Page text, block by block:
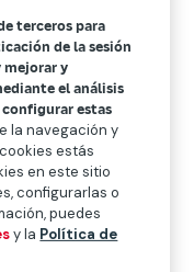
dejada por la
afronta
en
en
y la
valor.
terceros para
de la sesión
y
el análisis
configurar estas
la navegación y
estás
en este sitio
configurarlas o
puedes
y la Política de